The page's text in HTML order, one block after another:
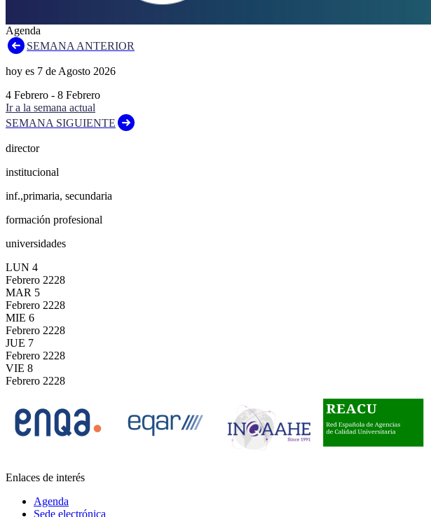
Agenda
SEMANA ANTERIOR
hoy es 7 de Agosto 2026
4 Febrero - 8 Febrero
Ir a la semana actual
SEMANA SIGUIENTE
director
institucional
inf.,primaria, secundaria
formación profesional
universidades
LUN 4
Febrero 2228
MAR 5
Febrero 2228
MIE 6
Febrero 2228
JUE 7
Febrero 2228
VIE 8
Febrero 2228
Enlaces de interés
Agenda
Sede electrónica